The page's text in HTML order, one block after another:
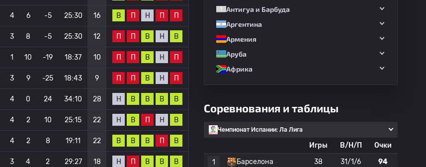
4 6 -5 25:30 16 В П Н П П
3 8 -5 25:30 12 П П В Н В
1 10 -19 18:37 10 П П В Н П
3 9 -25 18:43 9 П П В Н П
4 0 24 34:10 28 Н В В В В
4 2 10 25:15 22 Н В П Н В
4 2 8 19:11 22 В В В П В
3 4 2 29:27 18 Н П В В В
Антигуа и Барбуда
Аргентина
Армения
Аруба
Африка
Соревнования и таблицы
Чемпионат Испании: Ла Лига
Игры В/Н/П
Очки
1
Барселона 38 31/1/6 94